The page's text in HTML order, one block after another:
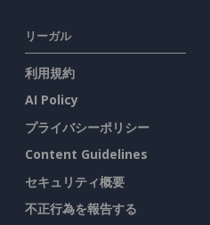
リーガル
利用規約
AI Policy
プライバシーポリシー
Content Guidelines
セキュリティ概要
不正行為を報告する